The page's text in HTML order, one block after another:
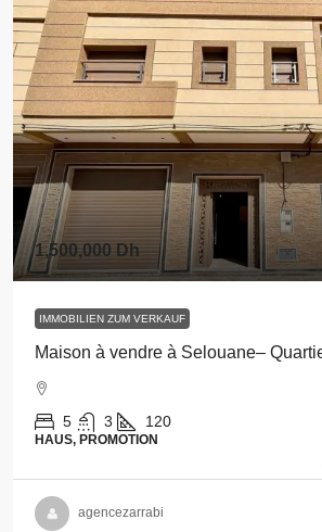
1,500,000 Dh
IMMOBILIEN ZUM VERKAUF
Maison à vendre à Selouane–
5 3 120
HAUS, PROMOTION
agencezarrabi